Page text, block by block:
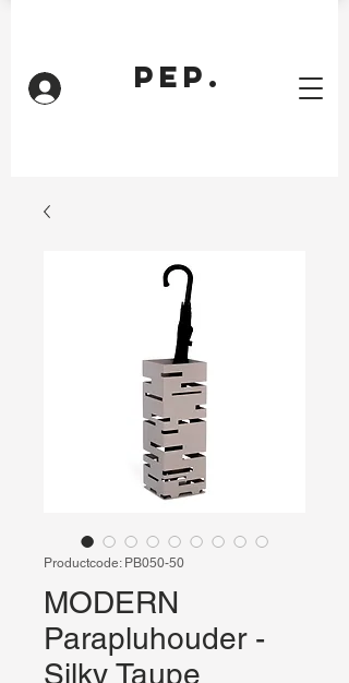
PEP.
Productcode: PB050-50
MODERN
Parapluhouder -
Silky Taupe